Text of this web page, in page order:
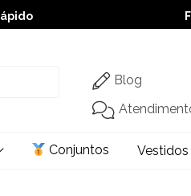
60% OFF
Blog
Conjuntos Vestidos